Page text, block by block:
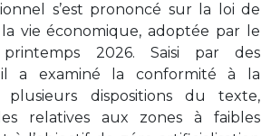
s’est prononcé sur la loi de
vie économique, adoptée par le
2026. Saisi par des
il a examiné la conformité à la
dispositions du texte,
relatives aux zones à faibles